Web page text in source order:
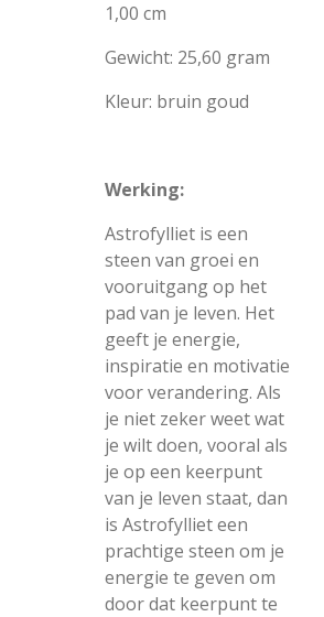
1,00 cm
Gewicht: 25,60 gram
Kleur: bruin goud
Werking:
Astrofylliet is een
steen van groei en
vooruitgang op het
pad van je leven. Het
geeft je energie,
inspiratie en motivatie
voor verandering. Als
je niet zeker weet wat
je wilt doen, vooral als
je op een keerpunt
van je leven staat, dan
is Astrofylliet een
prachtige steen om je
energie te geven om
door dat keerpunt te